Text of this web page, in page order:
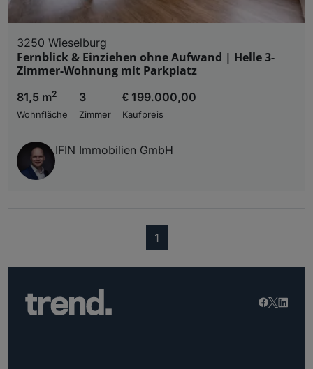
3250 Wieselburg
Fernblick & Einziehen ohne Aufwand | Helle 3-
Zimmer-Wohnung mit Parkplatz
81,5 m2
Wohnfläche
3
Zimmer
€ 199.000,00
Kaufpreis
IFIN Immobilien GmbH
1(current)